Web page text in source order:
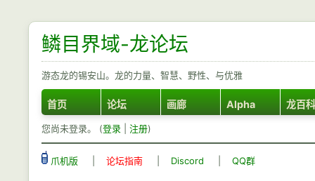
鳞目界域-龙论坛
游态龙的锡安山。龙的力量、智慧、野性、与优雅
首页 论坛 画廊 Alpha 龙百科
您尚未登录。 (登录 注册)
爪机版 论坛指南 Discord QQ群